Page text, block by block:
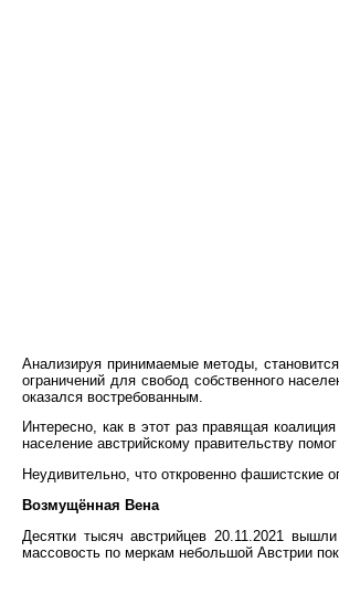
Анализируя принимаемые методы,
ограничений для свобод собственного
оказался востребованным.
Интересно, как в этот раз правящая
население австрийскому правительству
Неудивительно, что откровенно фашистские
Возмущённая Вена
Десятки тысяч австрийцев 20.11.2021
массовость по меркам небольшой Австрии